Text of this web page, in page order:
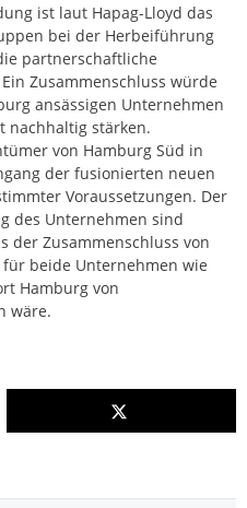
ist laut Hapag-Lloyd das
bei der Herbeiführung
partnerschaftliche
Zusammenschluss würde
ansässigen Unternehmen
nachhaltig stärken.
von Hamburg Süd in
der fusionierten neuen
Voraussetzungen. Der
des Unternehmen sind
der Zusammenschluss von
beide Unternehmen wie
Hamburg von
wäre.